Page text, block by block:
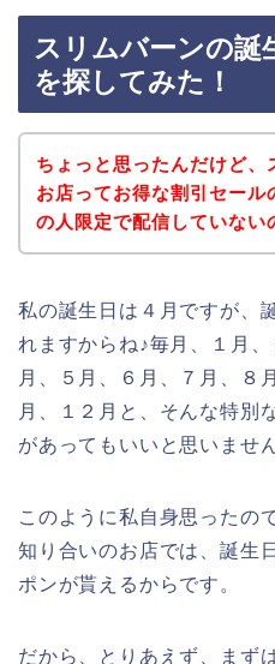
スリムバーンの誕
を探してみた！
ちょっと思ったんだけど、
お店ってお得な割引セール
の人限定で配信していない
私の誕生日は４月ですが、
れますからね♪毎月、１月
月、５月、６月、７月、８
月、１２月と、そんな特別
があってもいいと思いませ
このように私自身思ったの
知り合いのお店では、誕生
ポンが貰えるからです。
だから、とりあえず、まず